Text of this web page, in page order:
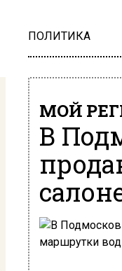
ПОЛИТИКА
МОЙ
В